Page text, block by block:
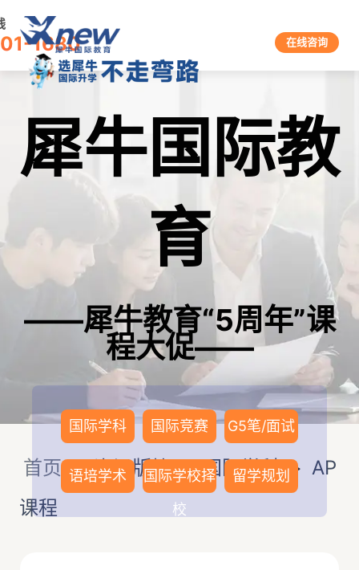
1680 在线咨询
犀牛国际教
育
——犀牛教育“5周年”课
程大促——
国际学科 国际竞赛 G5笔/面试
语培学术
国际学校择
校
留学规划
首页>资讯版块>国际学科> AP
课程